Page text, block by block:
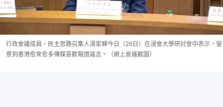
行政會議成員、民主思路召集人湯家驊今日（26日）在浸會大學研討會中表示，留
意到香港愈來愈多傳媒喜歡報道謠言。（網上會議截圖）